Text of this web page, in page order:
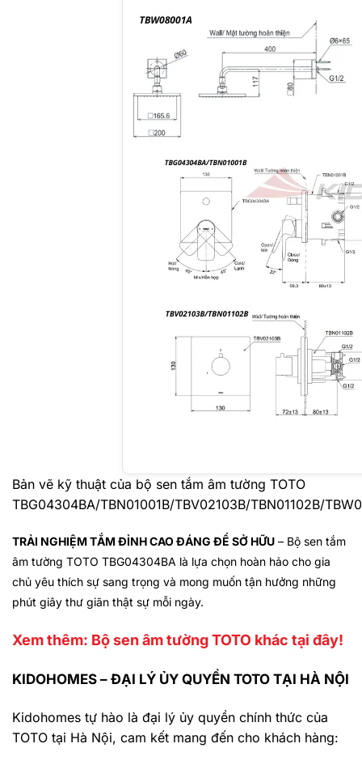
Bản vẽ kỹ thuật của bộ sen tắm âm tường TOTO
TBG04304BA/TBN01001B/TBV02103B/TBN01102B/
TRẢI NGHIỆM TẮM ĐỈNH CAO ĐÁNG ĐỂ SỞ HỮU – Bộ sen tắm
âm tường TOTO TBG04304BA là lựa chọn hoàn hảo cho gia
chủ yêu thích sự sang trọng và mong muốn tận hưởng những
phút giây thư giãn thật sự mỗi ngày.
Xem thêm: Bộ sen âm tường TOTO khác tại đây!
KIDOHOMES – ĐẠI LÝ ỦY QUYỀN TOTO TẠI HÀ NỘI
Kidohomes tự hào là đại lý ủy quyền chính thức của
TOTO tại Hà Nội, cam kết mang đến cho khách hàng: